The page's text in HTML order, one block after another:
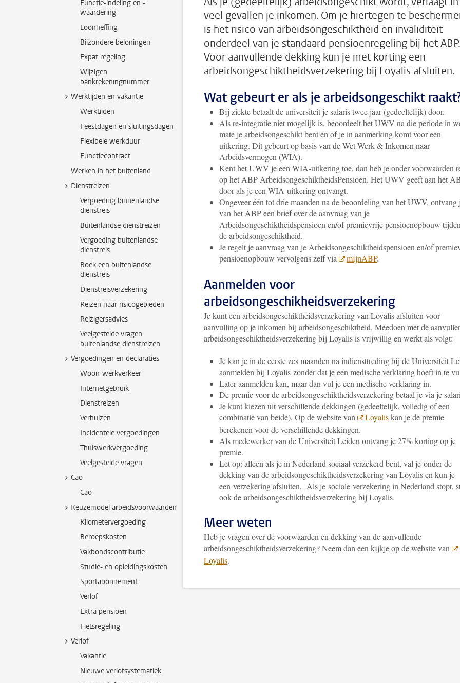
Functie-indeling en -
waardering
Loonheffing
Bijzondere beloningen
Expat regeling
Wijzigen
bankrekeningnummer
Werktijden en vakantie
Werktijden
Feestdagen en sluitingsdagen
Flexibele werkduur
Functiecontract
Werken in het buitenland
Dienstreizen
Vergoeding binnenlandse
dienstreis
Buitenlandse dienstreizen
Vergoeding buitenlandse
dienstreis
Boek een buitenlandse
dienstreis
Dienstreisverzekering
Reizen naar risicogebieden
Reizigersadvies
Veelgestelde vragen
buitenlandse dienstreizen
Vergoedingen en declaraties
Woon-werkverkeer
Internetgebruik
Dienstreizen
Verhuizen
Incidentele vergoedingen
Thuiswerkvergoeding
Veelgestelde vragen
Cao
Cao
Keuzemodel arbeidsvoorwaarden
Kilometervergoeding
Beroepskosten
Vakbondscontributie
Studie- en opleidingskosten
Sportabonnement
Verlof
Extra pensioen
Fietsregeling
Verlof
Vakantie
Nieuwe verlofsystematiek
veel gevallen je inkomen. Om je hiertegen te
is het risico van arbeidsongeschiktheid en invaliditeit
onderdeel van je standaard pensioenregeling bij het ABP.
Voor aanvullende dekking kun je met korting een
arbeidsongeschiktheidsverzekering bij Loyalis afsluiten.
Wat gebeurt er als je arbeidsongeschikt
Bij ziektebetaalt de universiteit je salaris twee jaar (gedeeltelijk) door.
Als re-integratie niet mogelijk is, beoordeelt het UWV na die periode in
mate je arbeidsongeschikt bent en of je in aanmerking komt voor een
uitkering. Dit gebeurt op basis van de Wet Werk & Inkomen naar
Arbeidsvermogen (WIA).
Kent het UWV je een WIA-uitkering toe, dan heb je onder voorwaarden
op het ABP ArbeidsongeschiktheidsPensioen. Het UWV geeft aan het
door als je een WIA-uitkering ontvangt.
Ongeveer één tot drie maanden na de beoordeling van het UWV, ontvang
van het ABP een brief over de aanvraag van je
Arbeidsongeschiktheidspensioen en/of premievrije pensioenopbouw
de arbeidsongeschiktheid.
Je regelt je aanvraag van je Arbeidsongeschiktheidspensioen en/of
pensioenopbouw vervolgens zelf via
mijnABP.
Aanmelden voor
arbeidsongeschikheidsverzekering
Je kunt een arbeidsongeschiktheidsverzekering van Loyalis afsluiten voor
aanvulling op je inkomen bij arbeidsongeschiktheid. Meedoen met de
arbeidsongeschiktheidsverzekering bij Loyalis is vrijwillig en werkt als volgt:
Je kan je in de eerste zes maanden na indiensttreding bij de Universiteit
aanmelden bij Loyalis zonder dat je een medische verklaring hoeft in te
Later aanmelden kan, maar dan vul je een medische verklaring in.
De premie voor de arbeidsongeschiktheidsverzekering betaal je via je
Je kunt kiezen uit verschillende dekkingen (gedeeltelijk, volledig of een
combinatie van beide). Op de website van
Loyaliskan je de premie
berekenen voor de verschillende dekkingen.
Als medewerker van de Universiteit Leiden ontvang je 27% korting op je
premie.
Let op: alleen als je in Nederland sociaal verzekerd bent, val je onder de
dekking van de arbeidsongeschiktheidsverzekering van Loyalis en kun je
een verzekering afsluiten. Als je sociale verzekering in Nederland stopt,
ook de arbeidsongeschiktheidsverzekering bij Loyalis.
Meer weten
Heb je vragen over de voorwaarden en dekking van de aanvullende
arbeidsongeschiktheidsverzekering? Neem dan een kijkje op de website van
Loyalis.